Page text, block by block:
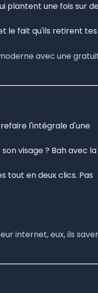
plantent une fois sur
le fait qu'ils retirent tes
avec une
refaire l'intégrale d'une
visage ? Bah avec la
tout en deux clics. Pas
internet, eux, ils